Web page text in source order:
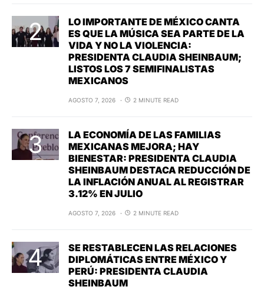
LO IMPORTANTE DE MÉXICO CANTA
ES QUE LA MÚSICA SEA PARTE DE LA
VIDA Y NO LA VIOLENCIA:
PRESIDENTA CLAUDIA SHEINBAUM;
LISTOS LOS 7 SEMIFINALISTAS
MEXICANOS
AGOSTO 7, 2026 2 MINUTE READ
LA ECONOMÍA DE LAS FAMILIAS
MEXICANAS MEJORA; HAY
BIENESTAR: PRESIDENTA CLAUDIA
SHEINBAUM DESTACA REDUCCIÓN DE
LA INFLACIÓN ANUAL AL REGISTRAR
3.12% EN JULIO
AGOSTO 7, 2026 2 MINUTE READ
SE RESTABLECEN LAS RELACIONES
DIPLOMÁTICAS ENTRE MÉXICO Y
PERÚ: PRESIDENTA CLAUDIA
SHEINBAUM